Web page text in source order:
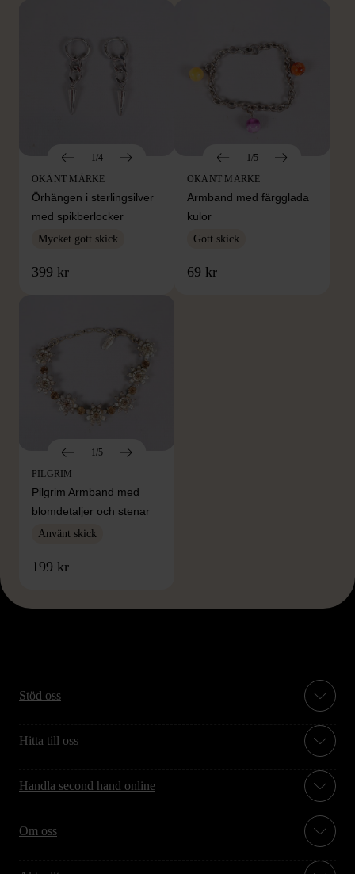
1/4
OKÄNT MÄRKE
Örhängen i sterlingsilver
med spikberlocker
Mycket gott skick
399 kr
1/5
OKÄNT MÄRKE
Armband med färgglada
kulor
Gott skick
69 kr
1/5
PILGRIM
Pilgrim Armband med
blomdetaljer och stenar
Använt skick
199 kr
Stöd oss
Hitta till oss
Handla second hand online
Om oss